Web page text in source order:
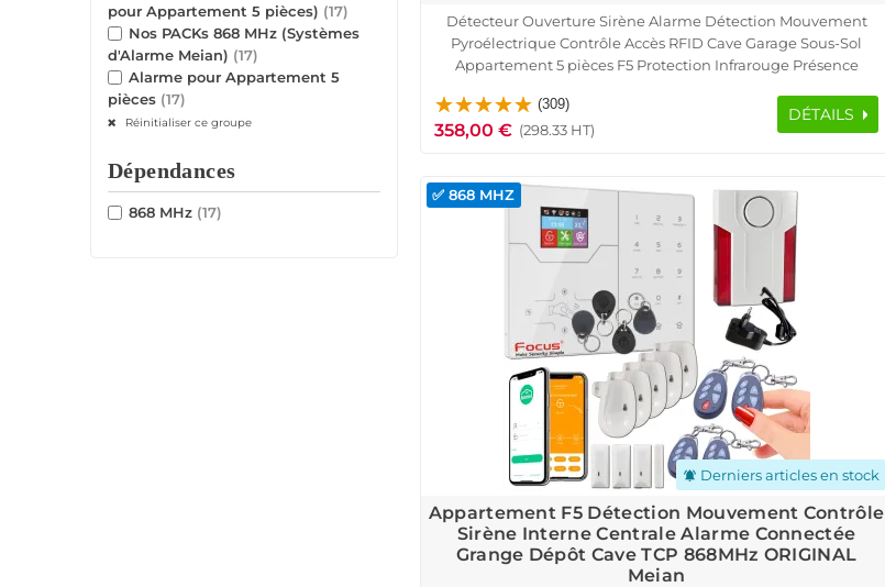
pour Appartement 5 pièces) (17)
Nos PACKs 868 MHz (Systèmes
d'Alarme Meian) (17)
Alarme pour Appartement 5
pièces (17)
Réinitialiser ce groupe
Dépendances
868 MHz (17)
Détecteur Ouverture Sirène Alarme Détection Mouvement
Pyroélectrique Contrôle Accès RFID Cave Garage Sous-Sol
Appartement 5 pièces F5 Protection Infrarouge Présence
SmartPhone Ethernet TCP IP Réseau GSM
(309)
358,00 € (298.33 HT)
DÉTAILS
notifications_active Derniers articles en stock
✅ 868 MHZ
Appartement F5 Détection Mouvement Contrôle
Sirène Interne Centrale Alarme Connectée
Grange Dépôt Cave TCP 868MHz ORIGINAL
Meian